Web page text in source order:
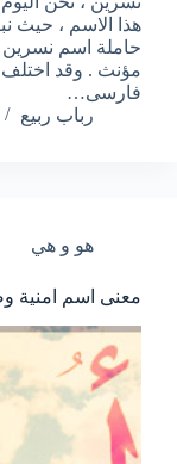
هذا الاسم ، حيث
حاملة اسم
مؤنث . وقد
فارسى…
رباب ربيع
هو و هي
معنى اسم امنية